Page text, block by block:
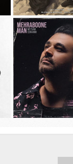
محسن چاوشی به نام
چهل روز